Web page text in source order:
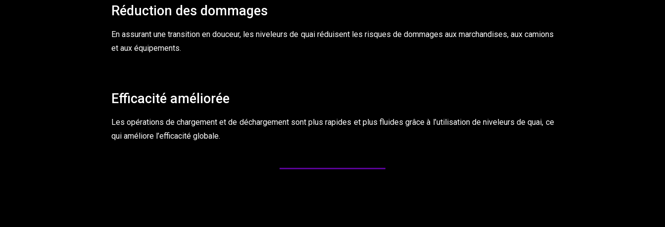
Réduction des dommages
En assurant une transition en douceur, les niveleurs de quai réduisent les risques de dommages aux marchandises, aux camions
et aux équipements.
Efficacité améliorée
Les opérations de chargement et de déchargement sont plus rapides et plus fluides grâce à l’utilisation de niveleurs de quai, ce
qui améliore l’efficacité globale.